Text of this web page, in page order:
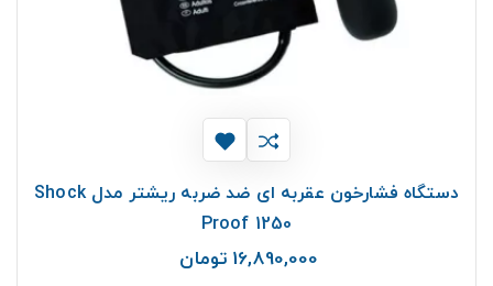
دستگاه فشارخون عقربه ای ضد ضربه ریشتر مدل Shock
Proof 1250
16,890,000 تومان